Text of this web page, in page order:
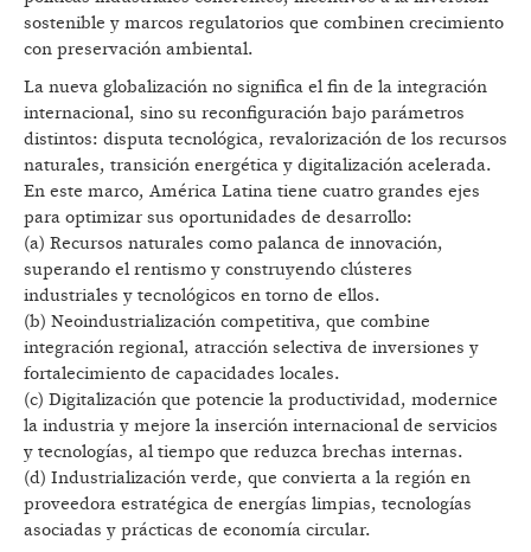
sostenible y marcos regulatorios que combinen crecimiento
con preservación ambiental.
La nueva globalización no significa el fin de la integración
internacional, sino su reconfiguración bajo parámetros
distintos: disputa tecnológica, revalorización de los recursos
naturales, transición energética y digitalización acelerada.
En este marco, América Latina tiene cuatro grandes ejes
para optimizar sus oportunidades de desarrollo:
(a) Recursos naturales como palanca de innovación,
superando el rentismo y construyendo clústeres
industriales y tecnológicos en torno de ellos.
(b) Neoindustrialización competitiva, que combine
integración regional, atracción selectiva de inversiones y
fortalecimiento de capacidades locales.
(c) Digitalización que potencie la productividad, modernice
la industria y mejore la inserción internacional de servicios
y tecnologías, al tiempo que reduzca brechas internas.
(d) Industrialización verde, que convierta a la región en
proveedora estratégica de energías limpias, tecnologías
asociadas y prácticas de economía circular.